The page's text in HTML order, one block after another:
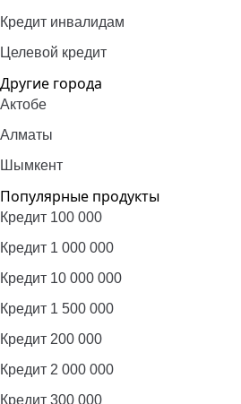
Кредит инвалидам
Целевой кредит
Другие города
Актобе
Алматы
Шымкент
Популярные продукты
Кредит 100 000
Кредит 1 000 000
Кредит 10 000 000
Кредит 1 500 000
Кредит 200 000
Кредит 2 000 000
Кредит 300 000